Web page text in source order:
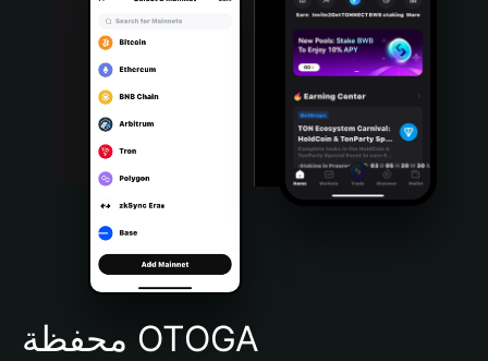
Português (Portugal)
Bahasa Indonesia
Português (Brasil)
Español (Argentina)
محفظة OTOGA